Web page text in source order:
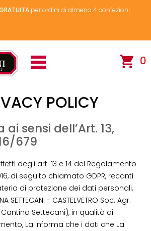
per ordini di almeno 4 confezioni
0
POLICY
sensi dell’Art. 13,
679
degli art. 13 e 14 del Regolamento
di seguito chiamato GDPR, recanti
di protezione dei dati personali,
SETTECANI - CASTELVETRO Soc. Agr.
Settecani), in qualità di
La informa che i dati che La